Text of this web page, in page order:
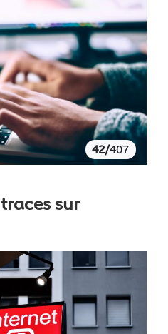
42/407
sur